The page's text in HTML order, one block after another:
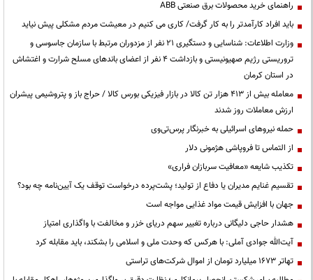
راهنمای خرید محصولات برق صنعتی ABB
باید افراد کارآمدتر را به کار گرفت/ کاری می کنیم در معیشت مردم مشکلی پیش نیاید
وزارت اطلاعات: شناسایی و دستگیری ۲۱ نفر از مزدوران مرتبط با سازمان جاسوسی و
تروریستی رژیم صهیونیستی و بازداشت ۴ نفر از اعضای باندهای مسلح شرارت و اغتشاش
در استان کرمان
معامله بیش از ۴۱۳ هزار تن کالا در بازار فیزیکی بورس کالا / حراج باز و پتروشیمی پیشران
ارزش معاملات روز شدند
حمله نیروهای اسرائیلی به خبرنگار پرس‌تی‌وی
از التماس تا فروپاشی هژمونی دلار
تکذیب شایعه «معافیت سربازان فراری»
تقسیم غنایم مدیران یا دفاع از تولید؛ پشت‌پرده درخواست توقف یک آیین‌نامه چه بود؟
جهان با افزایش قیمت مواد غذایی مواجه است
هشدار حاجی دلیگانی درباره تغییر سهم دریای خزر و مخالفت با واگذاری امتیاز
آیت‌الله جوادی آملی: با هرکس که وحدت ملی و اسلامی را بشکند، باید مقابله کرد
تهاتر ۱۶۷۳ میلیارد تومان از اموال شرکت‌های تراستی